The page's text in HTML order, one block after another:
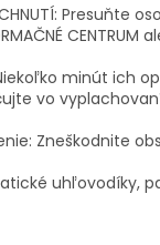
Presuňte
CENTRUM
Niekoľko minút
vo
Zneškodnite
uhľovodíky,